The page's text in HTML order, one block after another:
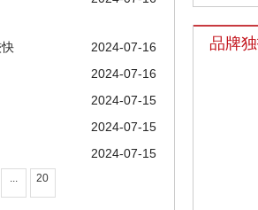
2024-07-16
2024-07-16
2024-07-15
2024-07-15
2024-07-15
... 20
品牌